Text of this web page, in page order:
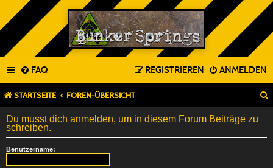
FAQ ANMELDEN
REGISTRIEREN
STARTSEITE FOREN-ÜBERSICHT
Du musst dich anmelden, um in diesem Forum Beiträge zu
schreiben.
Benutzername: